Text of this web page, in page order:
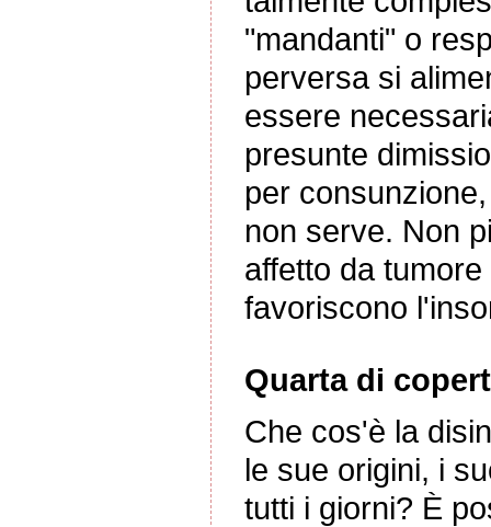
"mandanti" o
perversa si
essere
presunte
per
non serve. Non
affetto da
favoriscono
Quarta di
Che cos'è la
le sue origini, i
tutti i giorni? È